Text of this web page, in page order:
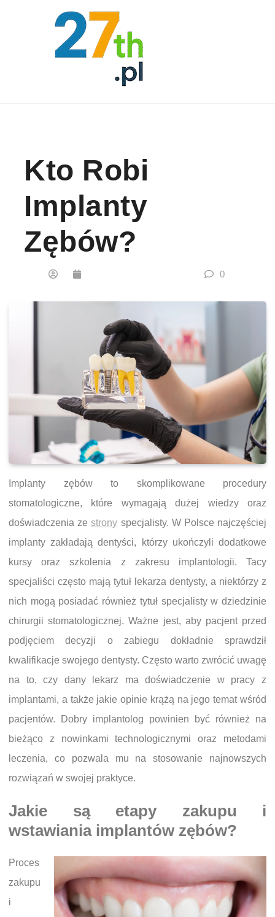
Kto Robi
Implanty
Zębów?
0
Implanty zębów to skomplikowane procedury
stomatologiczne, które wymagają dużej wiedzy oraz
doświadczenia zestrony specjalisty. W Polsce najczęściej
implanty zakładają dentyści, którzy ukończyli dodatkowe
kursy oraz szkolenia z zakresu implantologii. Tacy
specjaliści często mają tytuł lekarza dentysty, a niektórzy z
nich mogą posiadać również tytuł specjalisty w dziedzinie
chirurgii stomatologicznej. Ważne jest, aby pacjent przed
podjęciem decyzji o zabiegu dokładnie sprawdził
kwalifikacje swojego dentysty. Często warto zwrócić uwagę
na to, czy dany lekarz ma doświadczenie w pracy z
implantami, a także jakie opinie krążą na jego temat wśród
pacjentów. Dobry implantolog powinien być również na
bieżąco z nowinkami technologicznymi oraz metodami
leczenia, co pozwala mu na stosowanie najnowszych
rozwiązań w swojej praktyce.
Jakie są etapy zakupu i
wstawiania implantów zębów?
Proces
zakupu
i